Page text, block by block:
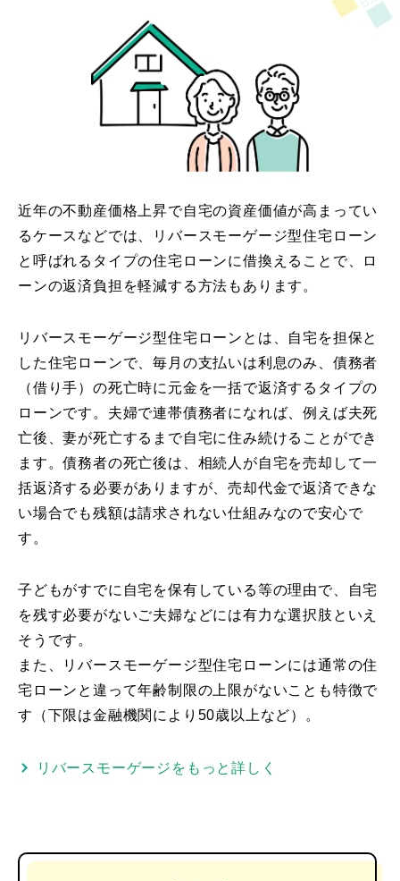
近年の不動産価格上昇で自宅の資産価値が高まってい
るケースなどでは、リバースモーゲージ型住宅ローン
と呼ばれるタイプの住宅ローンに借換えることで、ロ
ーンの返済負担を軽減する方法もあります。
リバースモーゲージ型住宅ローンとは、自宅を担保と
した住宅ローンで、毎月の支払いは利息のみ、債務者
（借り手）の死亡時に元金を一括で返済するタイプの
ローンです。夫婦で連帯債務者になれば、例えば夫死
亡後、妻が死亡するまで自宅に住み続けることができ
ます。債務者の死亡後は、相続人が自宅を売却して一
括返済する必要がありますが、売却代金で返済できな
い場合でも残額は請求されない仕組みなので安心で
す。
子どもがすでに自宅を保有している等の理由で、自宅
を残す必要がないご夫婦などには有力な選択肢といえ
そうです。
また、リバースモーゲージ型住宅ローンには通常の住
宅ローンと違って年齢制限の上限がないことも特徴で
す（下限は金融機関により50歳以上など）。
リバースモーゲージをもっと詳しく